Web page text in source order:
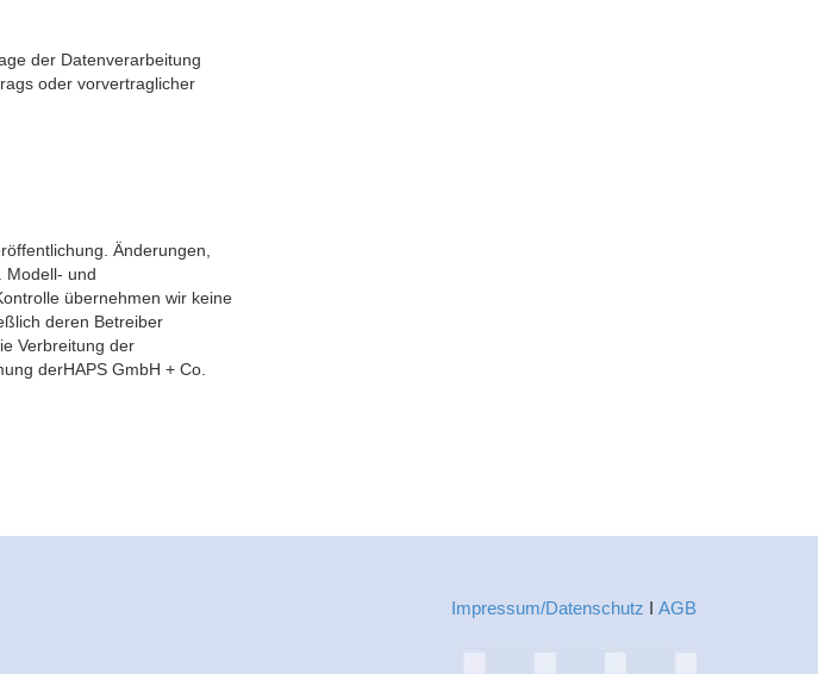
der Datenverarbeitung
oder vorvertraglicher
Änderungen,
Modell- und
übernehmen wir keine
deren Betreiber
Verbreitung der
derHAPS GmbH + Co.
Impressum/Datenschutz Ι AGB